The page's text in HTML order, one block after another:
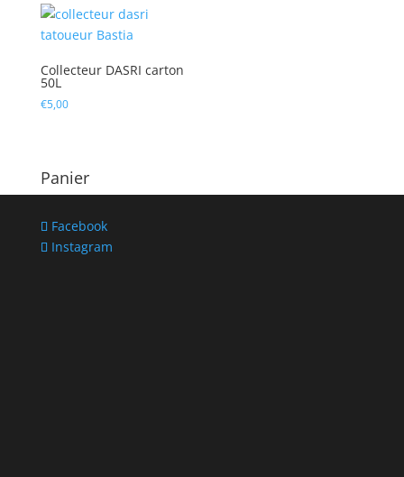
Collecteur DASRI carton
50L
€5,00
Panier
Facebook
Instagram